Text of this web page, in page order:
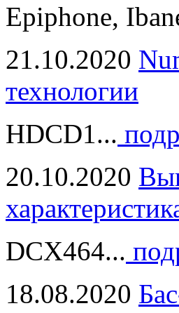
Epiphone,
21.10.2020
технологии
HDCD1...
20.10.2020
DCX464...
18.08.2020